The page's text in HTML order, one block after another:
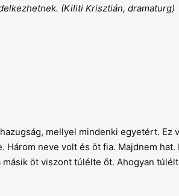
(Kiliti Krisztián, dramaturg)
mellyel mindenki egyetért. Ez
neve volt és öt fia. Majdnem
öt viszont túlélte őt. Ahogyan